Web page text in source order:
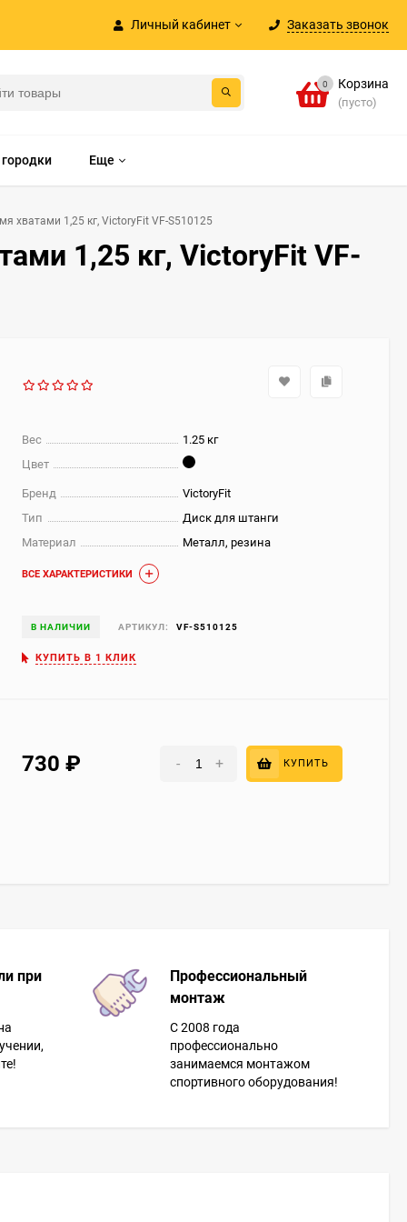
Личный кабинет Заказать звонок
0 Корзина
(пусто)
Еще
хватами 1,25 кг, VictoryFit VF-S510125
1,25 кг, VictoryFit VF-
Вес
1.25 кг
Цвет
Бренд
VictoryFit
Тип
Диск для штанги
Материал
Металл, резина
ВСЕ ХАРАКТЕРИСТИКИ
В НАЛИЧИИ АРТИКУЛ: VF-S510125
КУПИТЬ В 1 КЛИК
730 - + КУПИТЬ
при
Профессиональный
монтаж
С 2008 года
профессионально
занимаемся монтажом
спортивного оборудования!